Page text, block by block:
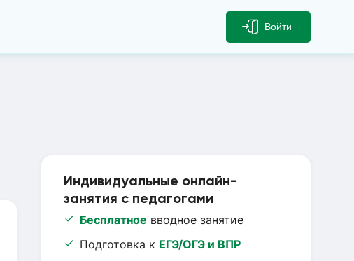
Войти
Индивидуальные онлайн-
занятия с педагогами
Бесплатное вводное занятие
Подготовка к ЕГЭ/ОГЭ и ВПР